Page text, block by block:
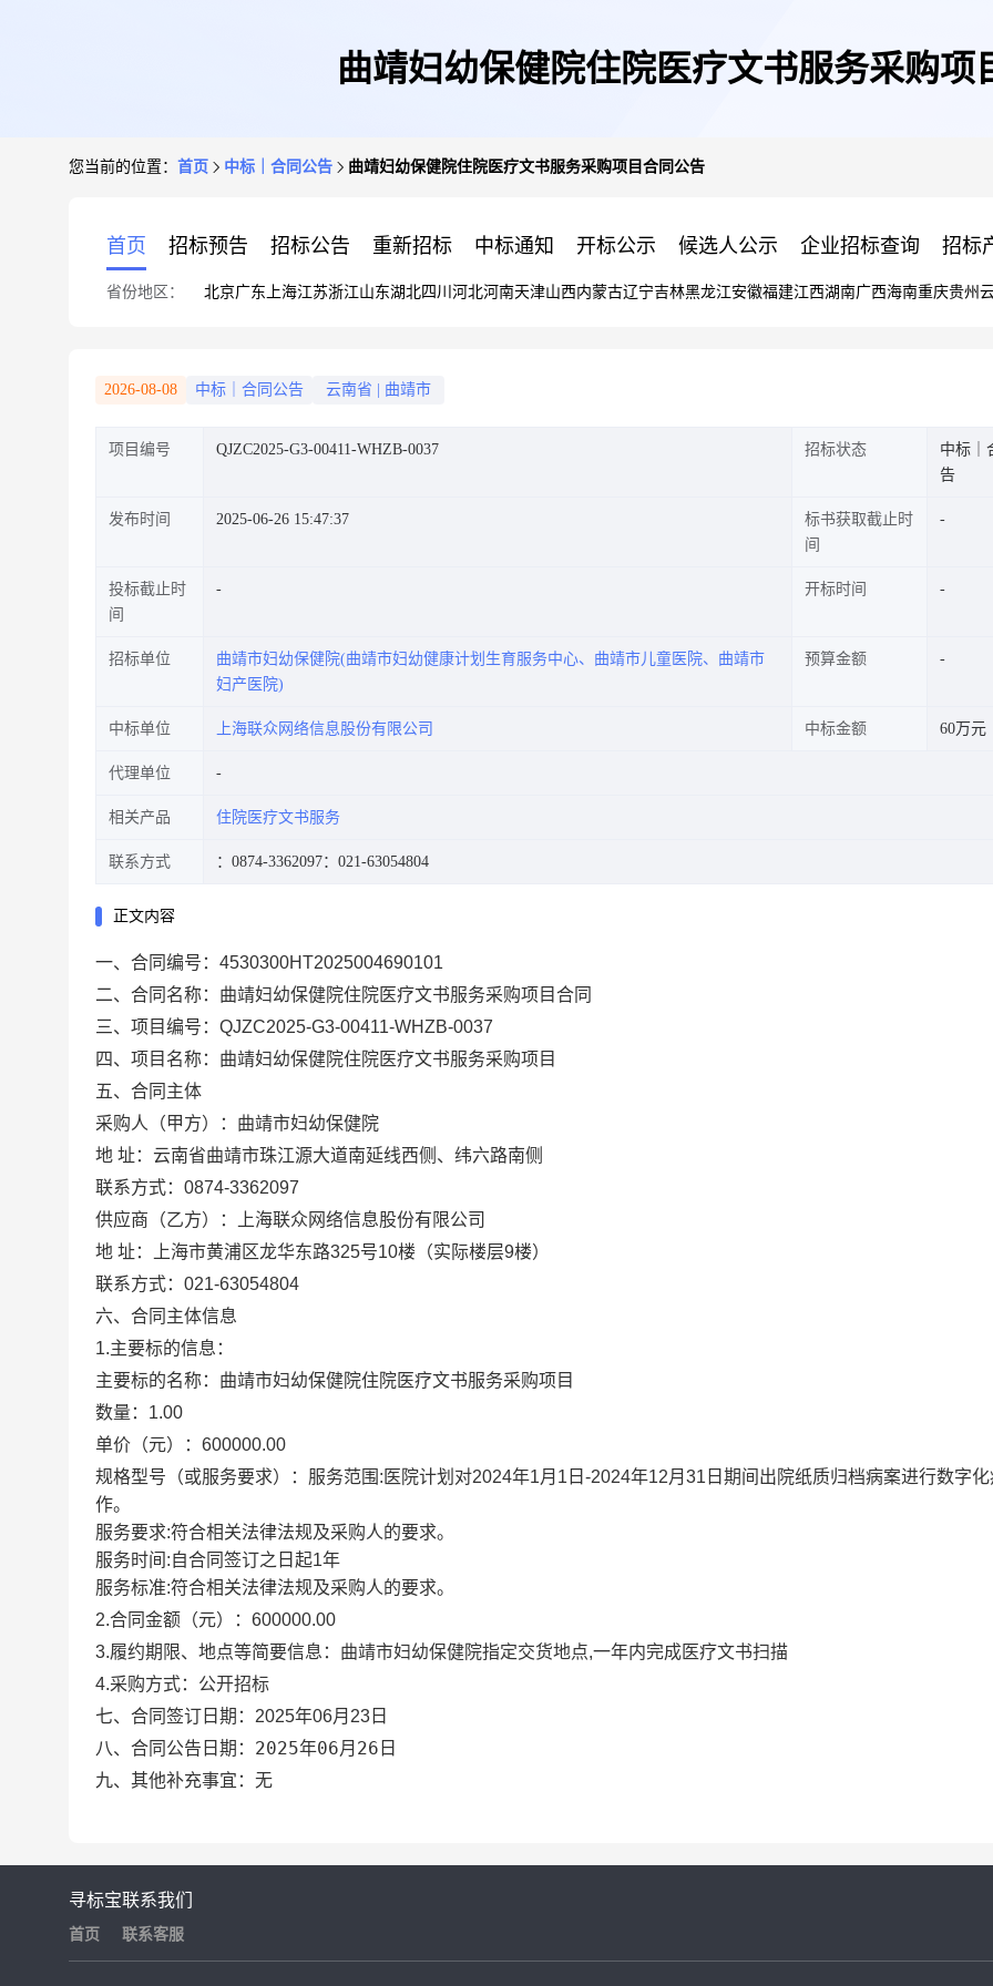
曲靖妇幼保健院住院医疗文书服务采购项
您当前的位置： 首页 中标｜合同公告 曲靖妇幼保健院住院医疗文书服务采购项目合同公告
首页 招标预告 招标公告 重新招标 中标通知 开标公示 候选人公示 企业招标查询 招标
省份地区： 北京广东 上海江苏浙江山东湖北四川 河北河南天津山西内蒙古辽宁吉林黑龙江安徽福建江西湖南广西海南重庆贵州
2026-08-08 中标｜合同公告 云南省 曲靖市
项目编号 QJZC2025-G3-00411-WHZB-0037 招标状态
中标｜
告
发布时间 2025-06-26 15:47:37
标书获取截止时
间
投标截止时
间
开标时间
招标单位
曲靖市妇幼保健院(曲靖市妇幼健康计划生育服务中心、曲靖市儿童医院、曲靖市
妇产医院)
预算金额
中标单位 上海联众网络信息股份有限公司 中标金额 60万元
代理单位
相关产品 住院医疗文书服务
联系方式 ：0874-3362097：021-63054804
正文内容
一、合同编号： 4530300HT2025004690101
二、合同名称： 曲靖妇幼保健院住院医疗文书服务采购项目合同
三、项目编号： QJZC2025-G3-00411-WHZB-0037
四、项目名称： 曲靖妇幼保健院住院医疗文书服务采购项目
五、合同主体
采购人（甲方）： 曲靖市妇幼保健院
地 址： 云南省曲靖市珠江源大道南延线西侧、纬六路南侧
联系方式： 0874-3362097
供应商（乙方）：
上海联众网络信息股份有限公司
地 址：
上海市黄浦区龙华东路325号10楼（实际楼层9楼）
联系方式： 021-63054804
六、合同主体信息
1.主要标的信息：
主要标的名称： 曲靖市妇幼保健院住院医疗文书服务采购项目
数量： 1.00
单价（元）： 600000.00
规格型号（或服务要求）： 服务范围:医院计划对2024年1月1日-2024年12月31日期间出院纸质归档病案进行数字
作。
服务要求:符合相关法律法规及采购人的要求。
服务时间:自合同签订之日起1年
服务标准:符合相关法律法规及采购人的要求。
2.合同金额（元）： 600000.00
3.履约期限、地点等简要信息： 曲靖市妇幼保健院指定交货地点,一年内完成医疗文书扫描
4.采购方式： 公开招标
七、合同签订日期： 2025年06月23日
八、合同公告日期： 2025年06月26日
九、其他补充事宜： 无
寻标宝
首页
联系我们
联系客服